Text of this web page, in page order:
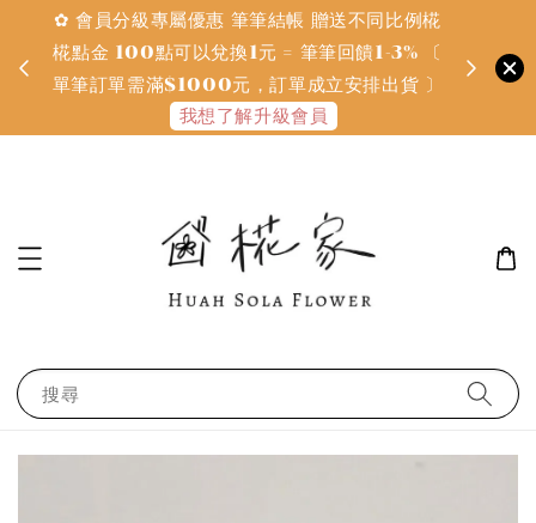
✿ 會員分級專屬優惠 筆筆結帳 贈送不同比例椛
椛點金 100點可以兌換1元 = 筆筆回饋1-3% 〔
單筆訂單需滿$1000元，訂單成立安排出貨 〕
我想了解升級會員
搜尋